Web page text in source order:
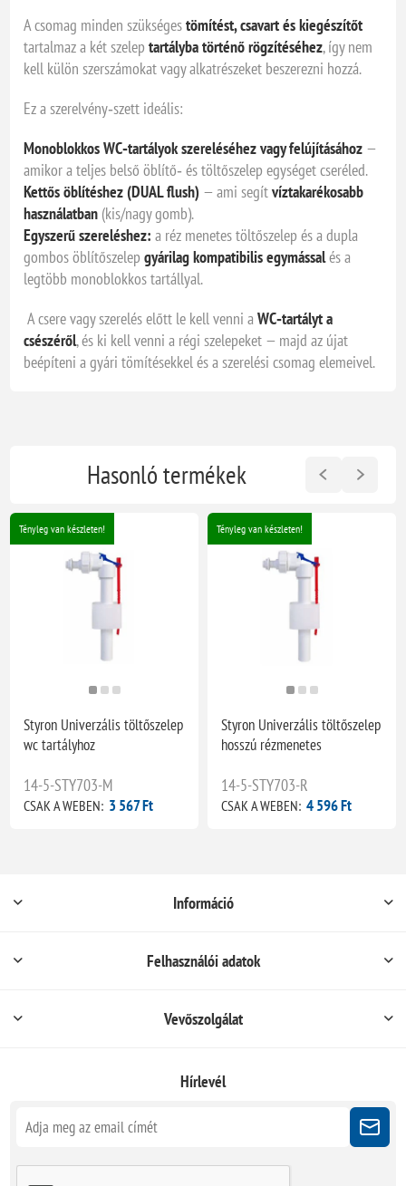
A csomag minden szükségestömítést, csavart és kiegészítőt
tartalmaz a két szeleptartályba történő rögzítéséhez, így nem
kell külön szerszámokat vagy alkatrészeket beszerezni hozzá.
Ez a szerelvény‑szett ideális:
Monoblokkos WC‑tartályok szereléséhez vagy felújításához —
amikor a teljes belső öblítő‑ és töltőszelep egységet cseréled.
Kettős öblítéshez (DUAL flush) — ami segítvíztakarékosabb
használatban (kis/nagy gomb).
Egyszerű szereléshez: a réz menetes töltőszelep és a dupla
gombos öblítőszelepgyárilag kompatibilis egymássalés a
legtöbb monoblokkos tartállyal.
A csere vagy szerelés előtt le kell venni aWC‑tartályt a
csészéről, és ki kell venni a régi szelepeket — majd az újat
beépíteni a gyári tömítésekkel és a szerelési csomag elemeivel.
Hasonló termékek
Tényleg van készleten!
Styron Univerzális töltőszelep
wc tartályhoz
14-5-STY703-M
CSAK A WEBEN: 3 567 Ft
Tényleg van készleten!
Styron Univerzális töltőszelep
hosszú rézmenetes
14-5-STY703-R
CSAK A WEBEN: 4 596 Ft
Információ
Felhasználói adatok
Vevőszolgálat
Hírlevél